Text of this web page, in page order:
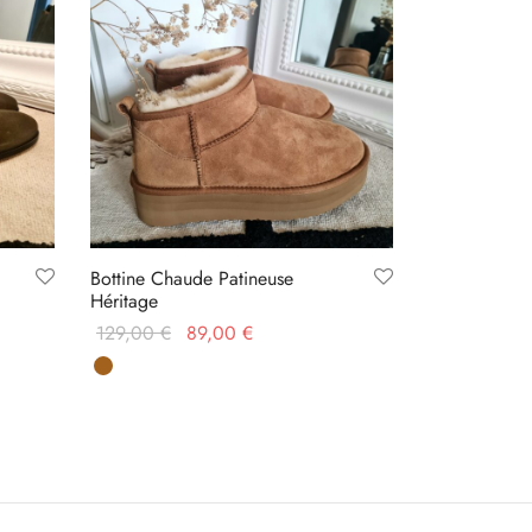
Bottine Chaude Patineuse
Héritage
129,00€
Le prix
89,00 €
Choix des options